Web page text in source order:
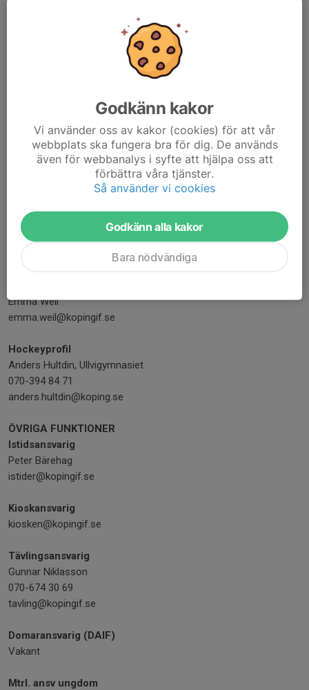
malin.akerstrom@kopingif.se
Ungdomsansvarig
malin.akerstrom@kopingif.se
Målvaktsansvarig
Micael Åkerström
malin.akerstrom@kopingif.se
Emma Weil
emma.weil@kopingif.se
Hockeyprofil
Anders Hultdin, Ullvigymnasiet
070-394 84 71
anders.hultdin@koping.se
ÖVRIGA FUNKTIONER
Istidsansvarig
Peter Bärehag
istider@kopingif.se
Kioskansvarig
kiosken@kopingif.se
Tävlingsansvarig
Gunnar Niklasson
070-674 30 69
tavling@kopingif.se
Domaransvarig (DAIF)
Vakant
Mtrl. ansv ungdom
Godkänn kakor
Vi använder oss av kakor (cookies) för att vår
webbplats ska fungera bra för dig. De används
även för webbanalys i syfte att hjälpa oss att
förbättra våra tjänster.
Så använder vi cookies
Godkänn alla kakor
Bara nödvändiga